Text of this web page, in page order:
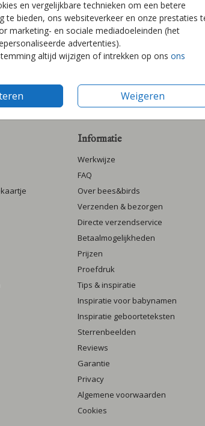
en vergelijkbare technieken om een betere
te bieden, ons websiteverkeer en onze prestaties
marketing- en sociale mediadoeleinden (het
advertenties).
altijd wijzigen of intrekken op ons ons
Weigeren
Informatie
Werkwijze
FAQ
Over bees&birds
Verzenden & bezorgen
Directe verzendservice
Betaalmogelijkheden
Prijzen
Proefdruk
Tips & inspiratie
Inspiratie voor babynamen
Inspiratie geboorteteksten
Sterrenbeelden
Reviews
Garantie
Privacy
Algemene voorwaarden
Cookies